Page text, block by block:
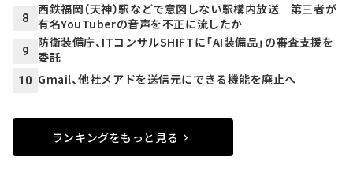
8
西鉄福岡（天神）駅などで意図しない駅構内放送 第三者が
有名YouTuberの音声を不正に流したか
9
防衛装備庁、ITコンサルSHIFTに「AI装備品」の審査支援を
委託
10 Gmail、他社メアドを送信元にできる機能を廃止へ
ランキングをもっと見る